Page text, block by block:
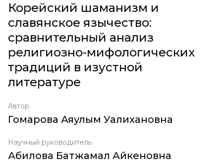
Корейский шаманизм и
славянское язычество:
сравнительный анализ
религиозно-мифологических
традиций в изустной
литературе
Автор
Гомарова Аяулым Уалихановна
Научный руководитель
Абилова Батжамал Айкеновна